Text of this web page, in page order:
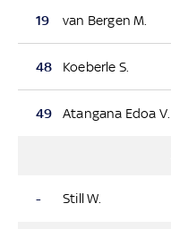
19 van Bergen M.
48 Koeberle S.
49 Atangana Edoa V.
- Still W.